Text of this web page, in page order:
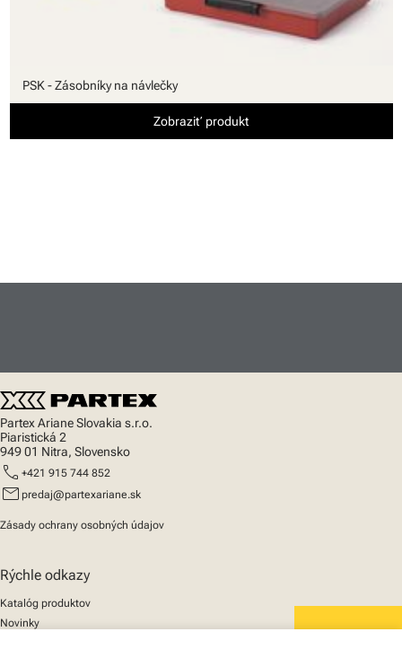
PSK - Zásobníky na návlečky
Zobraziť produkt
Partex Ariane Slovakia s.r.o.
Piaristická 2
949 01 Nitra, Slovensko
call +421 915 744 852
mail predaj@partexariane.sk
Zásady ochrany osobných údajov
Rýchle odkazy
Katalóg produktov
Novinky